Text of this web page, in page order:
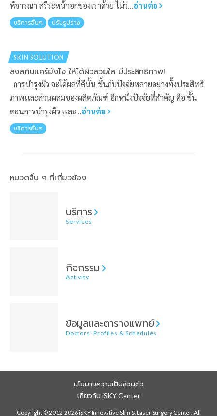
พิจารณา สรีระหน้าอกของเราด้วย ไม่ว่...อ่านต่อ
บริการอื่นๆ ปรับรูปร่าง
SKIN SOLUTION
ลงสกินเเคร์ยังไง ให้ได้ผิวสวยใส มีประสิทธิภาพ!
การบำรุงผิว จะได้ผลที่ดีนั้น ขึ้นกับปัจจัยหลายอย่างทั้งประสิทธิ
ภาพเเละส่วนผสมของผลิตภัณฑ์ อีกหนึ่งปัจจัยที่สำคัญ คือ ขั้น
ตอนการบำรุงผิว เเละ...อ่านต่อ
บริการอื่นๆ
หมวดอื่น ๆ ที่เกี่ยวข้อง
บริการ
Services
กิจกรรม
Activity
ข้อมูลและตารางแพทย์
Doctors' Profiles & Schedules
นโยบายความเป็นส่วนตัว
เกี่ยวกับ iSKY Center
Copyright © 2012-2026 iSKY Innovative Skin & Laser Surgery Center. All